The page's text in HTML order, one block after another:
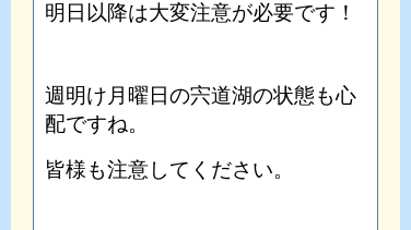
明日以降は大変注意が必要です！
週明け月曜日の宍道湖の状態も心
配ですね。
皆様も注意してください。